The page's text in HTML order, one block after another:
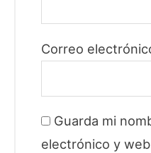
Correo
Guarda mi
electrónico y